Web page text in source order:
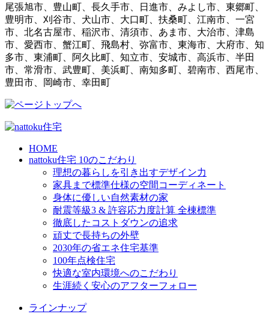
尾張旭市、豊山町、長久手市、日進市、みよし市、東郷町、
豊明市、刈谷市、犬山市、大口町、扶桑町、江南市、一宮
市、北名古屋市、稲沢市、清須市、あま市、大治市、津島
市、愛西市、蟹江町、飛島村、弥富市、東海市、大府市、知
多市、東浦町、阿久比町、知立市、安城市、高浜市、半田
市、常滑市、武豊町、美浜町、南知多町、碧南市、西尾市、
豊田市、岡崎市、幸田町
HOME
nattoku住宅 10のこだわり
理想の暮らしを引き出すデザイン力
家具まで標準仕様の空間コーディネート
身体に優しい自然素材の家
耐震等級3 & 許容応力度計算 全棟標準
徹底したコストダウンの追求
頑丈で長持ちの外壁
2030年の省エネ住宅基準
100年点検住宅
快適な室内環境へのこだわり
生涯続く安心のアフターフォロー
ラインナップ